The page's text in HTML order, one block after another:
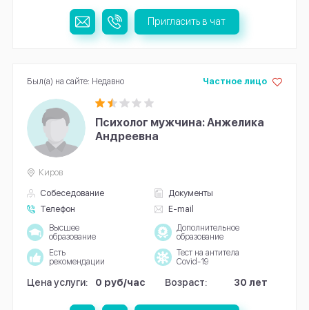
Пригласить в чат
Психолог мужчина: Анжелика
Андреевна
Собеседование
Документы
Телефон
E-mail
Частное лицо
Киров
Высшее
образование
Дополнительное
образование
Есть
рекомендации
Тест на антитела
Covid-19
Цена услуги: 0 руб/час Возраст: 30 лет
Был(а) на сайте: Недавно